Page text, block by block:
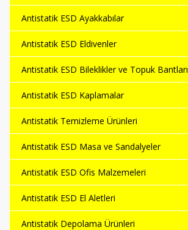
Antistatik ESD Ayakkabılar
Antistatik ESD Eldivenler
Antistatik ESD Bileklikler ve Topuk Bantları
Antistatik ESD Kaplamalar
Antistatik Temizleme Ürünleri
Antistatik ESD Masa ve Sandalyeler
Antistatik ESD Ofis Malzemeleri
Antistatik ESD El Aletleri
Antistatik Depolama Ürünleri